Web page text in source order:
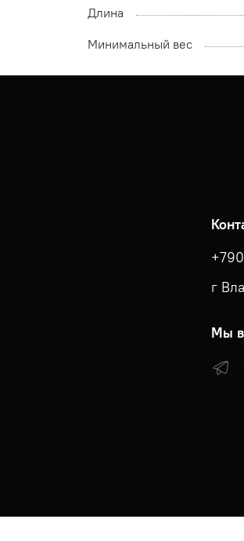
Длина
Минимальный вес
г
Мы в